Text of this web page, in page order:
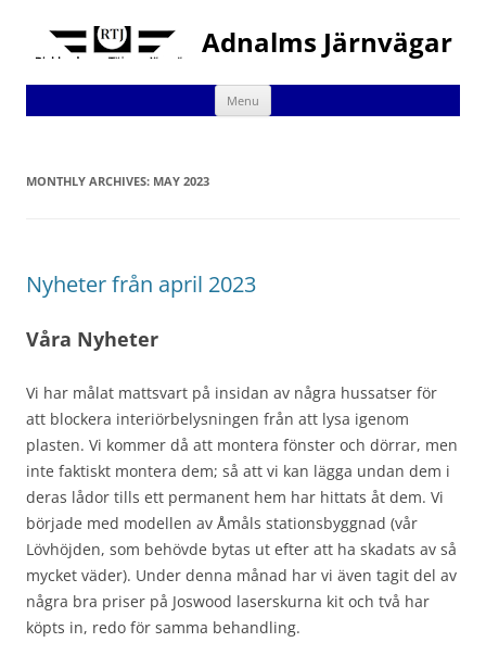
Adnalms Järnvägar
Menu Skip
content
MONTHLY ARCHIVES: MAY 2023
Nyheter från april 2023
Våra Nyheter
Vi har målat mattsvart på insidan av några hussatser för
att blockera interiörbelysningen från att lysa igenom
plasten. Vi kommer då att montera fönster och dörrar, men
inte faktiskt montera dem; så att vi kan lägga undan dem i
deras lådor tills ett permanent hem har hittats åt dem. Vi
började med modellen av Åmåls stationsbyggnad (vår
Lövhöjden, som behövde bytas ut efter att ha skadats av så
mycket väder). Under denna månad har vi även tagit del av
några bra priser på Joswood laserskurna kit och två har
köpts in, redo för samma behandling.